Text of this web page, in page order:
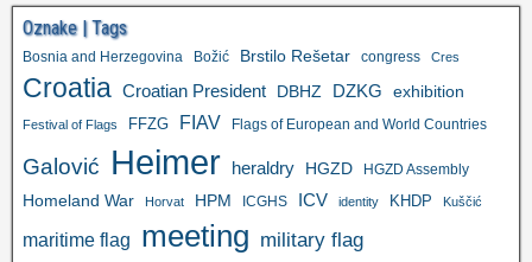
Oznake | Tags
Bosnia and Herzegovina Božić Brstilo Rešetar congress Cres
Croatia Croatian President DBHZ DZKG exhibition
Festival of Flags FFZG FIAV Flags of European and World Countries
Galović Heimer heraldry HGZD HGZD Assembly
Homeland War Horvat HPM ICGHS ICV identity KHDP Kuščić
maritime flag meeting military flag